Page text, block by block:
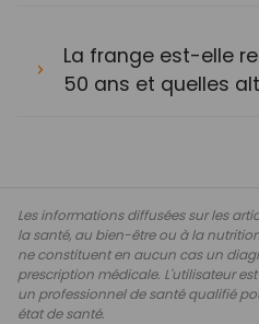
La frange est-elle
50 ans et quelles
Les informations diffusées sur les
la santé, au bien-être ou à la
ne constituent en aucun cas un
prescription médicale. L'utilisateur
un professionnel de santé qualifié
état de santé.